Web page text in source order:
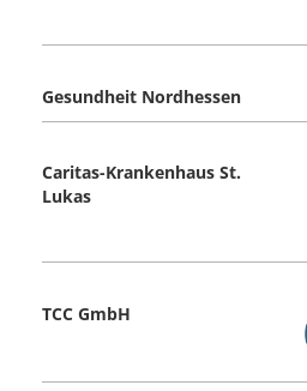
Gesundheit Nordhessen
Caritas-Krankenhaus St.
Lukas
TCC GmbH